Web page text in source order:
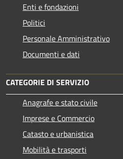
Enti e fondazioni
Politici
Personale Amministrativo
Documenti e dati
CATEGORIE DI SERVIZIO
Anagrafe e stato civile
Imprese e Commercio
Catasto e urbanistica
Mobilità e trasporti